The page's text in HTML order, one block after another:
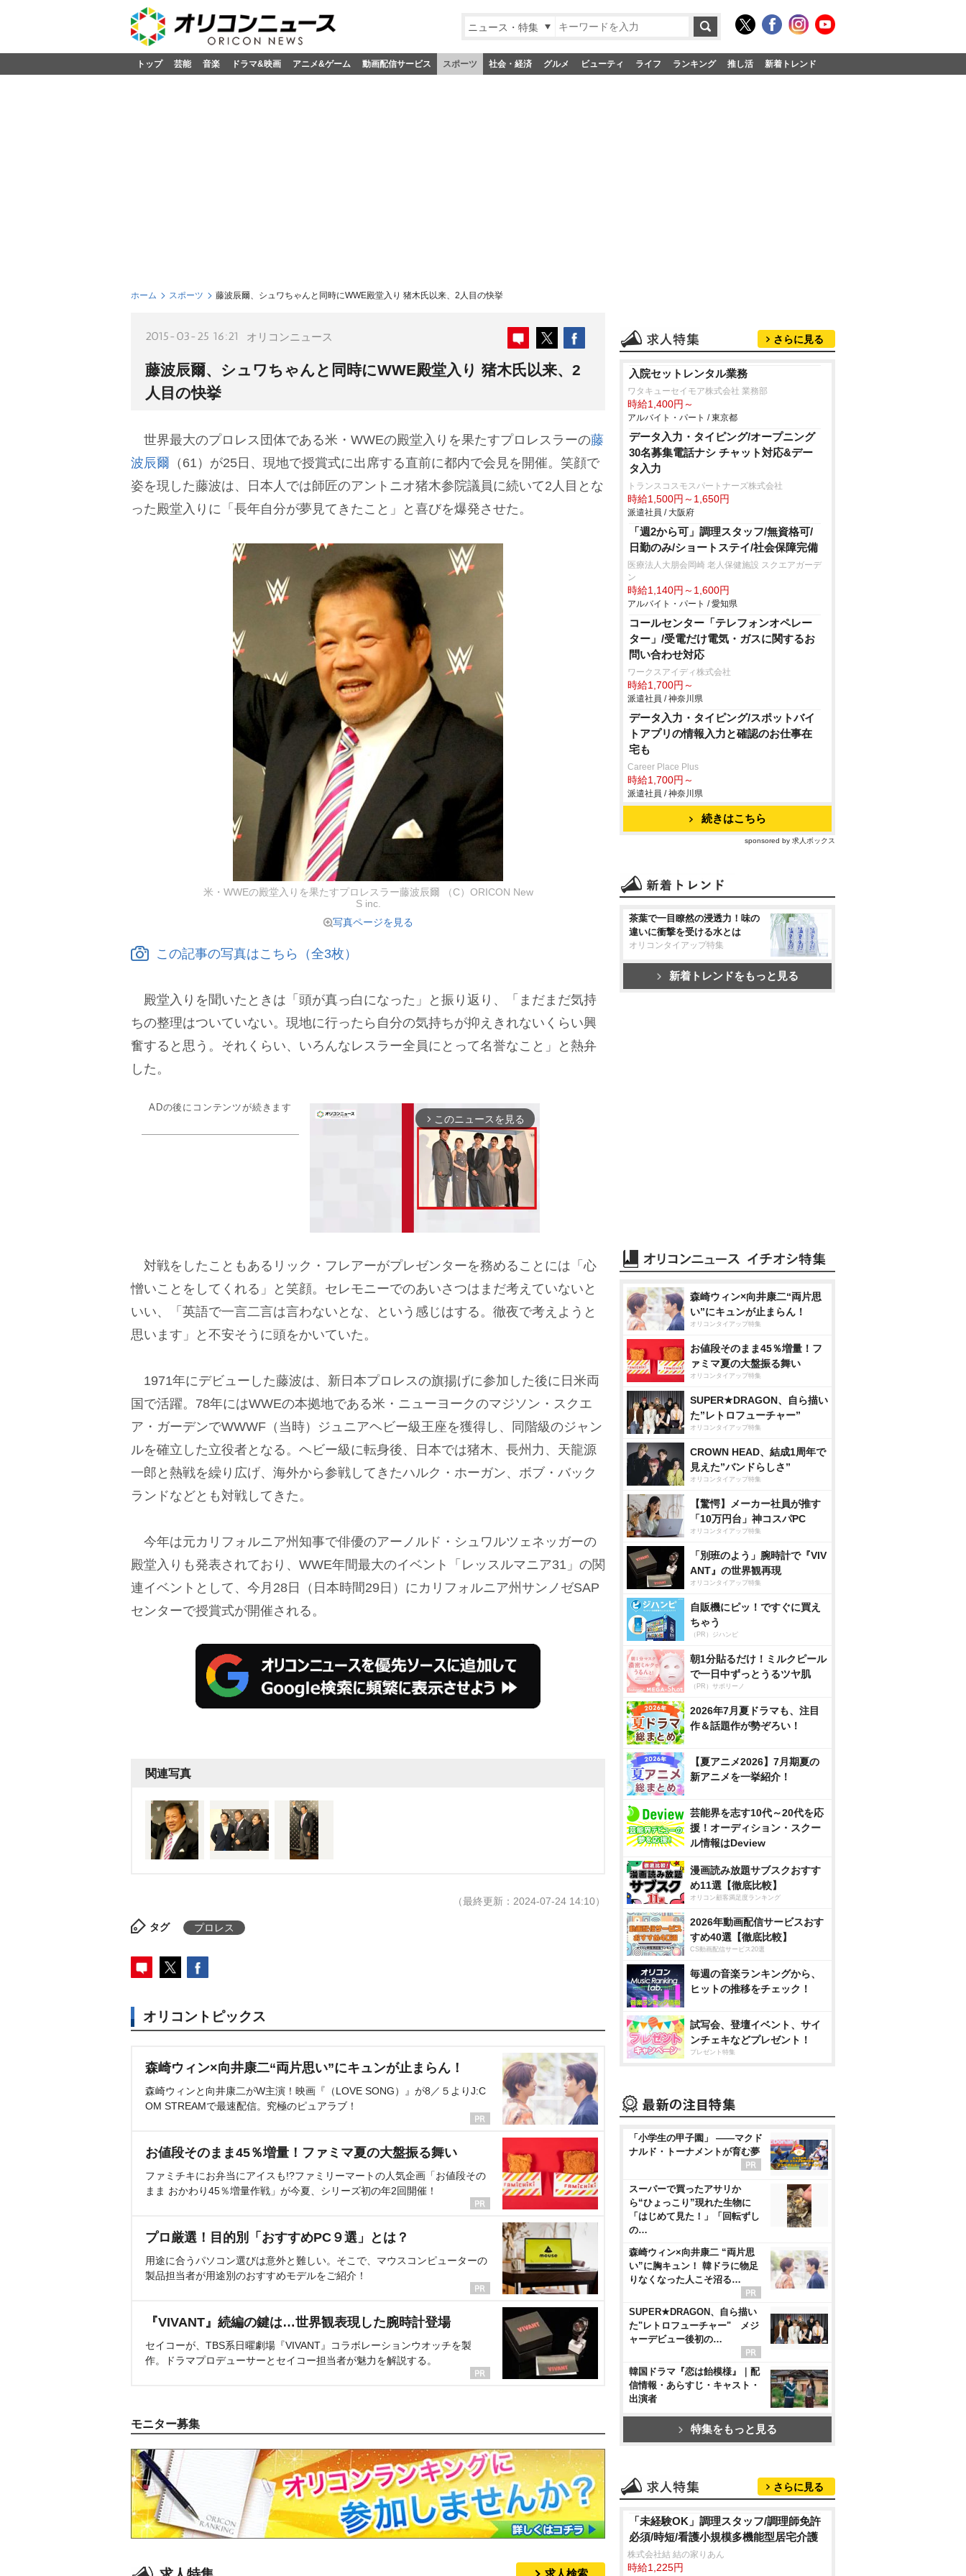
ニュース・特集
トップ 芸能 音楽 ドラマ&映画 アニメ&ゲーム 動画配信サービス スポーツ 社会・経済 グルメ ビューティ ライフ ランキング 推し活 新着トレンド
ホーム スポーツ 藤波辰爾、シュワちゃんと同時にWWE殿堂入り 猪木氏以来、2人目の快挙
2015-03-25 16:21 オリコンニュース
藤波辰爾、シュワちゃんと同時にWWE殿堂入り 猪木氏以来、2
人目の快挙
世界最大のプロレス団体である米・WWEの殿堂入りを果たすプロレスラーの藤
波辰爾 （61）が25日、現地で授賞式に出席する直前に都内で会見を開催。笑顔で
姿を現した藤波は、日本人では師匠のアントニオ猪木参院議員に続いて2人目とな
った殿堂入りに「長年自分が夢見てきたこと」と喜びを爆発させた。
米・WWEの殿堂入りを果たすプロレスラー藤波辰爾 （C）ORICON New
S inc.
写真ページを見る
この記事の写真はこちら（全3枚）
殿堂入りを聞いたときは「頭が真っ白になった」と振り返り、「まだまだ気持
ちの整理はついていない。現地に行ったら自分の気持ちが抑えきれないくらい興
奮すると思う。それくらい、いろんなレスラー全員にとって名誉なこと」と熱弁
した。
ADの後にコンテンツが続きます
arrow_forward_ios このニュースを見る
M
対戦をしたこともあるリック・フレアーがプレゼンターを務めることには「心
憎いことをしてくれる」と笑顔。セレモニーでのあいさつはまだ考えていないと
いい、「英語で一言二言は言わないとな、という感じはする。徹夜で考えようと
思います」と不安そうに頭をかいていた。
1971年にデビューした藤波は、新日本プロレスの旗揚げに参加した後に日米両
国で活躍。78年にはWWEの本拠地である米・ニューヨークのマジソン・スクエ
ア・ガーデンでWWWF（当時）ジュニアヘビー級王座を獲得し、同階級のジャン
ルを確立した立役者となる。ヘビー級に転身後、日本では猪木、長州力、天龍源
一郎と熱戦を繰り広げ、海外から参戦してきたハルク・ホーガン、ボブ・バック
ランドなどとも対戦してきた。
今年は元カリフォルニア州知事で俳優のアーノルド・シュワルツェネッガーの
殿堂入りも発表されており、WWE年間最大のイベント「レッスルマニア31」の関
連イベントとして、今月28日（日本時間29日）にカリフォルニア州サンノゼSAP
センターで授賞式が開催される。
関連写真
（最終更新：2024-07-24 14:10）
タグ プロレス
オリコントピックス
森崎ウィン×向井康二“両片思い”にキュンが止まらん！
森崎ウィンと向井康二がW主演！映画『（LOVE SONG）』が8／５よりJ:C
OM STREAMで最速配信。究極のピュアラブ！
お値段そのまま45％増量！ファミマ夏の大盤振る舞い
ファミチキにお弁当にアイスも!?ファミリーマートの人気企画「お値段その
まま おかわり45％増量作戦」が今夏、シリーズ初の年2回開催！
プロ厳選！目的別「おすすめPC９選」とは？
用途に合うパソコン選びは意外と難しい。そこで、マウスコンピューターの
製品担当者が用途別のおすすめモデルをご紹介！
『VIVANT』続編の鍵は…世界観表現した腕時計登場
セイコーが、TBS系日曜劇場『VIVANT』コラボレーションウオッチを製
作。ドラマプロデューサーとセイコー担当者が魅力を解説する。
モニター募集
求人検索
さらに見る
入院セットレンタル業務
ワタキューセイモア株式会社 業務部
時給1,400円～
アルバイト・パート / 東京都
データ入力・タイピング/オープニング
30名募集電話ナシ チャット対応&デー
タ入力
トランスコスモスパートナーズ株式会社
時給1,500円～1,650円
派遣社員 / 大阪府
「週2から可」調理スタッフ/無資格可/
日勤のみ/ショートステイ/社会保障完備
医療法人大朋会岡崎 老人保健施設 スクエアガーデ
ン
時給1,140円～1,600円
アルバイト・パート / 愛知県
コールセンター「テレフォンオペレー
ター」/受電だけ電気・ガスに関するお
問い合わせ対応
ワークスアイディ株式会社
時給1,700円～
派遣社員 / 神奈川県
データ入力・タイピング/スポットバイ
トアプリの情報入力と確認のお仕事在
宅も
Career Place Plus
時給1,700円～
派遣社員 / 神奈川県
続きはこちら
sponsored by 求人ボックス
茶葉で一目瞭然の浸透力！味の
違いに衝撃を受ける水とは
オリコンタイアップ特集
新着トレンドをもっと見る
森崎ウィン×向井康二“両片思
い”にキュンが止まらん！
オリコンタイアップ特集
お値段そのまま45％増量！フ
ァミマ夏の大盤振る舞い
オリコンタイアップ特集
SUPER★DRAGON、自ら描い
た”レトロフューチャー”
オリコンタイアップ特集
CROWN HEAD、結成1周年で
見えた”バンドらしさ”
オリコンタイアップ特集
【驚愕】メーカー社員が推す
「10万円台」神コスパPC
オリコンタイアップ特集
「別班のよう」腕時計で『VIV
ANT』の世界観再現
オリコンタイアップ特集
自販機にピッ！ですぐに買え
ちゃう
（PR）ジハンピ
朝1分貼るだけ！ミルクピール
で一日中ずっとうるツヤ肌
（PR）サボリーノ
2026年7月夏ドラマも、注目
作＆話題作が勢ぞろい！
【夏アニメ2026】7月期夏の
新アニメを一挙紹介！
芸能界を志す10代～20代を応
援！オーディション・スクー
ル情報はDeview
漫画読み放題サブスクおすす
め11選【徹底比較】
オリコン顧客満足度ランキング
2026年動画配信サービスおす
すめ40選【徹底比較】
CS動画配信サービス20選
毎週の音楽ランキングから、
ヒットの推移をチェック！
試写会、登壇イベント、サイ
ンチェキなどプレゼント！
プレゼント特集
「小学生の甲子園」 ――マクド
ナルド・トーナメントが育む夢
スーパーで買ったアサリか
ら“ひょっこり”現れた生物に
「はじめて見た！」「回転ずし
の…
森崎ウィン×向井康二 “両片思
い”に胸キュン！ 韓ドラに物足
りなくなった人こそ沼る…
SUPER★DRAGON、自ら描い
た"レトロフューチャー" メジ
ャーデビュー後初の…
韓国ドラマ『恋は飴模様』｜配
信情報・あらすじ・キャスト・
出演者
特集をもっと見る
さらに見る
「未経験OK」調理スタッフ/調理師免許
必須/時短/看護小規模多機能型居宅介護
株式会社結 結の家りあん
時給1,225円